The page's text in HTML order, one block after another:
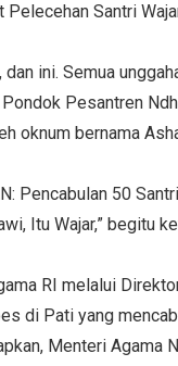
Santri
ini. Semua
Pesantren
oknum bernama
Pencabulan 50
Itu Wajar,” begitu
RI melalui
di Pati yang
Menteri Agama